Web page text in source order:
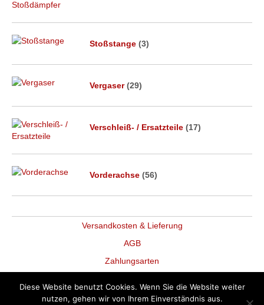
Stoßstange(3)
Vergaser(29)
Verschleiß- / Ersatzteile(17)
Vorderachse(56)
Versandkosten & Lieferung
AGB
Zahlungsarten
Widerruf
Diese Website benutzt Cookies. Wenn Sie die Website weiter
nutzen, gehen wir von Ihrem Einverständnis aus.